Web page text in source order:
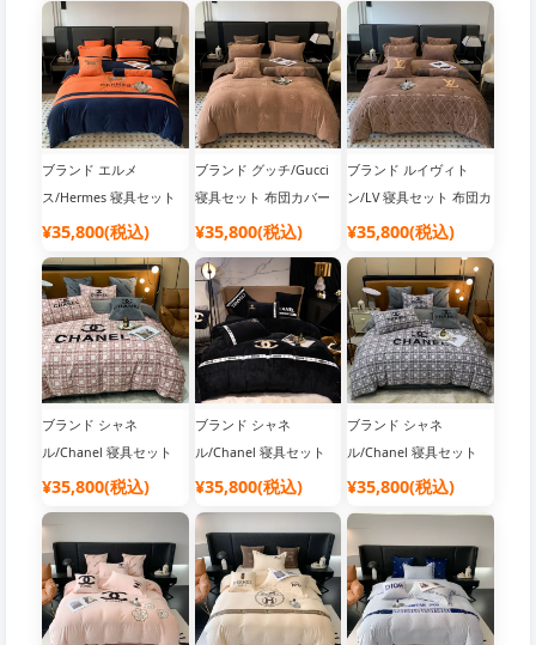
ブランド エルメ
ス/Hermes 寝具セット
布団カバー
¥35,800(税込)
ブランド グッチ/Gucci
寝具セット 布団カバー
¥35,800(税込)
ブランド ルイヴィト
ン/LV 寝具セット 布団カ
バー
¥35,800(税込)
ブランド シャネ
ル/Chanel 寝具セット
布団カバー
¥35,800(税込)
ブランド シャネ
ル/Chanel 寝具セット
布団カバー
¥35,800(税込)
ブランド シャネ
ル/Chanel 寝具セット
布団カバー
¥35,800(税込)